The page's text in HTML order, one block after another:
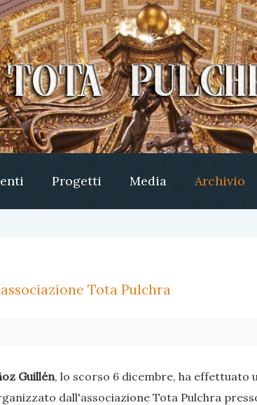
Progetti Media Archivio
Tota Pulchra
Guillén, lo scorso 6 dicembre, ha effettuato
dall'associazione Tota Pulchra